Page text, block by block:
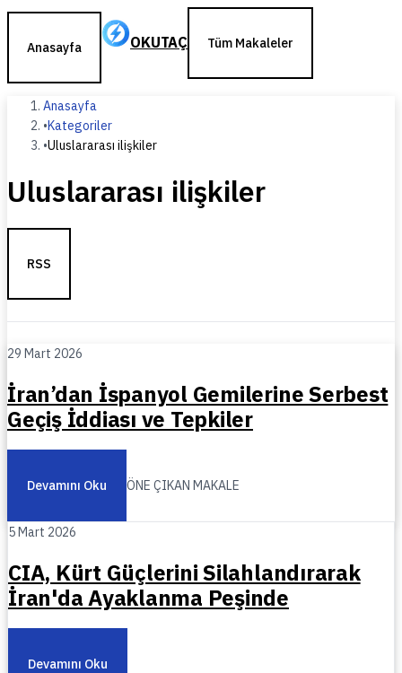
Anasayfa OKUTAÇ Tüm Makaleler
Anasayfa
•Kategoriler
•Uluslararası ilişkiler
Uluslararası ilişkiler
RSS
29 Mart 2026
İran’dan İspanyol Gemilerine Serbest
Geçiş İddiası ve Tepkiler
Devamını Oku ÖNE ÇIKAN MAKALE
5 Mart 2026
CIA, Kürt Güçlerini Silahlandırarak
İran'da Ayaklanma Peşinde
Devamını Oku